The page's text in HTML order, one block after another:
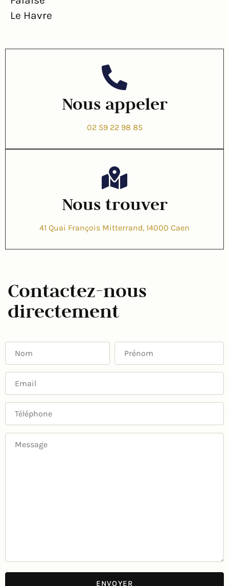
Le Havre
Nous appeler
02 59 22 98 85
Nous trouver
41 Quai François Mitterrand, 14000 Caen
Contactez-nous
directement